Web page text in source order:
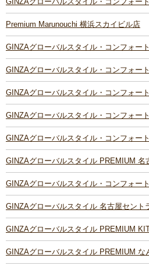
Premium Marunouchi 横浜スカイビル店
GINZAグローバルスタイル・コンフォー
GINZAグローバルスタイル・コンフォー
GINZAグローバルスタイル・コンフォー
GINZAグローバルスタイル・コンフォー
GINZAグローバルスタイル・コンフォー
GINZAグローバルスタイル PREMIUM 名
GINZAグローバルスタイル・コンフォー
GINZAグローバルスタイル 名古屋セント
GINZAグローバルスタイル PREMIUM
GINZAグローバルスタイル PREMIUM な